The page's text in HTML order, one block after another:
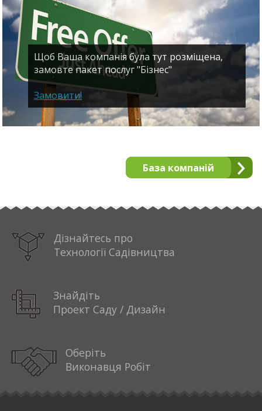
Щоб Ваша компанія була тут розміщена,
замовте пакет послуг "Бізнес"
Замовити!
База компаній
Дізнайтесь про
Технології Садівництва
Знайдіть
Проект Саду / Дизайн
Оберіть
Виконавця Робіт